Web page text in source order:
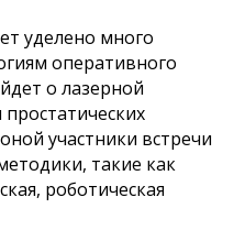
уделено много
оперативного
о лазерной
участники встречи
такие как
роботическая